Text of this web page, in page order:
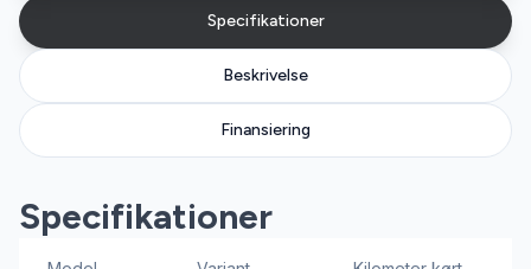
Specifikationer
Beskrivelse
Finansiering
Specifikationer